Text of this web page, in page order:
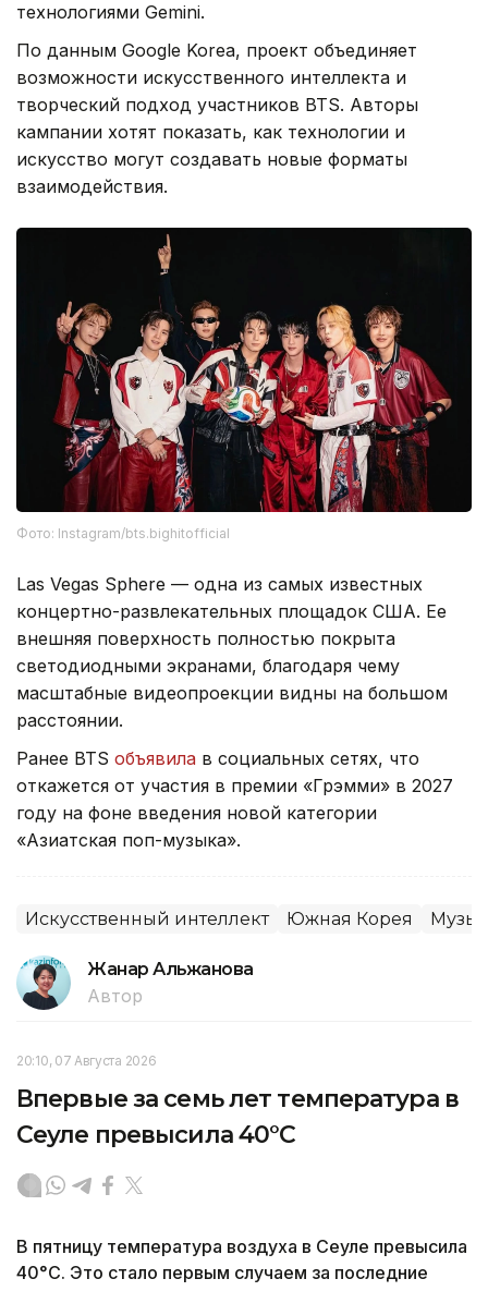
технологиями Gemini.
По данным Google Korea, проект объединяет
возможности искусственного интеллекта и
творческий подход участников BTS. Авторы
кампании хотят показать, как технологии и
искусство могут создавать новые форматы
взаимодействия.
Фото: Instagram/bts.bighitofficial
Las Vegas Sphere — одна из самых известных
концертно-развлекательных площадок США. Ее
внешняя поверхность полностью покрыта
светодиодными экранами, благодаря чему
масштабные видеопроекции видны на большом
расстоянии.
Ранее BTS объявила в социальных сетях, что
откажется от участия в премии «Грэмми» в 2027
году на фоне введения новой категории
«Азиатская поп-музыка».
Искусственный интеллект Южная Корея
Жанар Альжанова
Автор
20:10, 07 Августа 2026
Впервые за семь лет температура в
Сеуле превысила 40°C
В пятницу температура воздуха в Сеуле превысила
40°C. Это стало первым случаем за последние